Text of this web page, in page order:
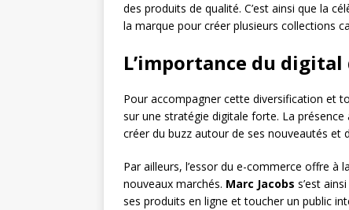
des produits de qualité. C’est ainsi que la
la marque pour créer plusieurs collections
L’importance du
Pour accompagner cette diversification et
sur une stratégie digitale forte. La
créer du buzz autour de ses nouveautés et
Par ailleurs, l’essor du e-commerce offre
nouveaux marchés. Marc Jacobs s’est
ses produits en ligne et toucher un public